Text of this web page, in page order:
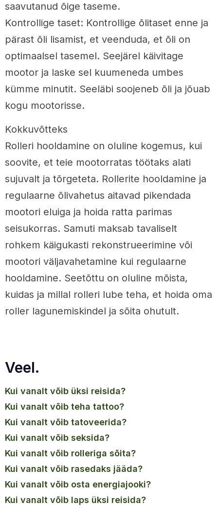
saavutanud õige taseme.
Kontrollige taset: Kontrollige õlitaset enne ja
pärast õli lisamist, et veenduda, et õli on
optimaalsel tasemel. Seejärel käivitage
mootor ja laske sel kuumeneda umbes
kümme minutit. Seeläbi soojeneb õli ja jõuab
kogu mootorisse.
Kokkuvõtteks
Rolleri hooldamine on oluline kogemus, kui
soovite, et teie mootorratas töötaks alati
sujuvalt ja tõrgeteta. Rollerite hooldamine ja
regulaarne õlivahetus aitavad pikendada
mootori eluiga ja hoida ratta parimas
seisukorras. Samuti maksab tavaliselt
rohkem käigukasti rekonstrueerimine või
mootori väljavahetamine kui regulaarne
hooldamine. Seetõttu on oluline mõista,
kuidas ja millal rolleri lube teha, et hoida oma
roller lagunemiskindel ja sõita ohutult.
Veel.
kui vanalt võib üksi reisida?
kui vanalt võib teha tattoo?
kui vanalt võib tatoveerida?
kui vanalt võib seksida?
kui vanalt võib rolleriga sõita?
kui vanalt võib rasedaks jääda?
kui vanalt võib osta energiajooki?
kui vanalt võib laps üksi reisida?